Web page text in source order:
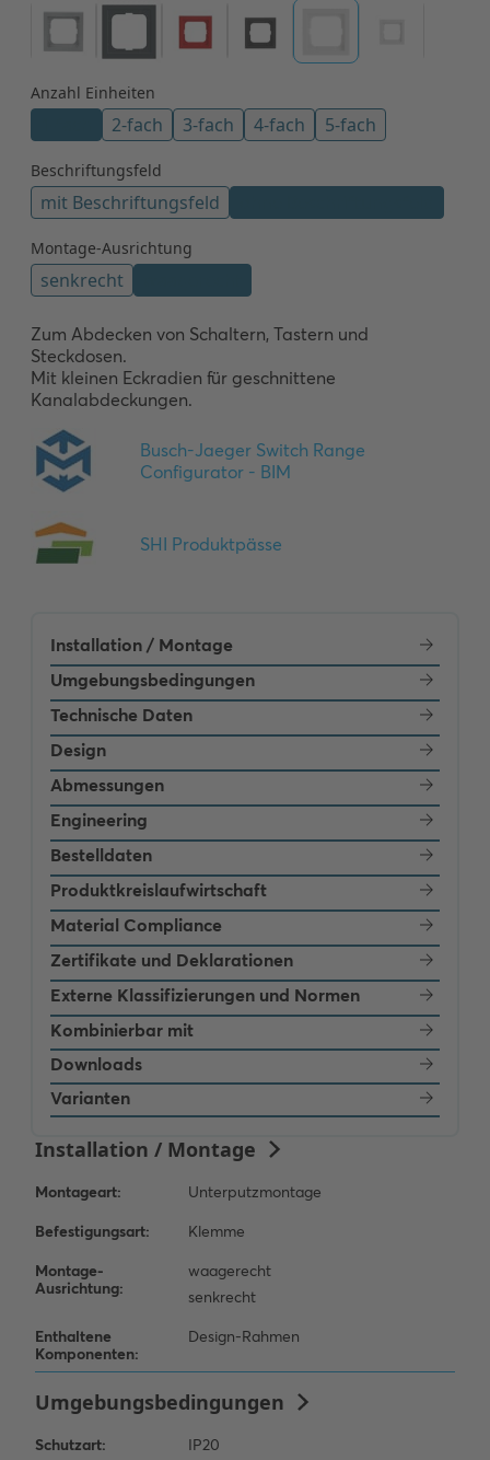
Zum Abdecken von Schaltern, Tastern und
Steckdosen.
Mit kleinen Eckradien für geschnittene
Kanalabdeckungen.
Installation / Montage
Umgebungsbedingungen
Technische Daten
Design
Abmessungen
Engineering
Bestelldaten
Produktkreislaufwirtschaft
Material Compliance
Zertifikate und Deklarationen
Externe Klassifizierungen und Normen
Kombinierbar mit
Downloads
Varianten